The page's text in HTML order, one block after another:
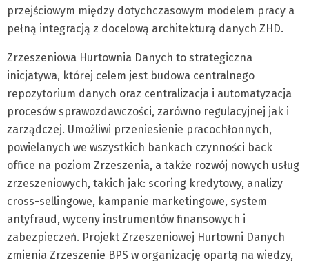
przejściowym między dotychczasowym modelem pracy a
pełną integracją z docelową architekturą danych ZHD.
Zrzeszeniowa Hurtownia Danych to strategiczna
inicjatywa, której celem jest budowa centralnego
repozytorium danych oraz centralizacja i automatyzacja
procesów sprawozdawczości, zarówno regulacyjnej jak i
zarządczej. Umożliwi przeniesienie pracochłonnych,
powielanych we wszystkich bankach czynności back
office na poziom Zrzeszenia, a także rozwój nowych usług
zrzeszeniowych, takich jak: scoring kredytowy, analizy
cross-sellingowe, kampanie marketingowe, system
antyfraud, wyceny instrumentów finansowych i
zabezpieczeń. Projekt Zrzeszeniowej Hurtowni Danych
zmienia Zrzeszenie BPS w organizację opartą na wiedzy,